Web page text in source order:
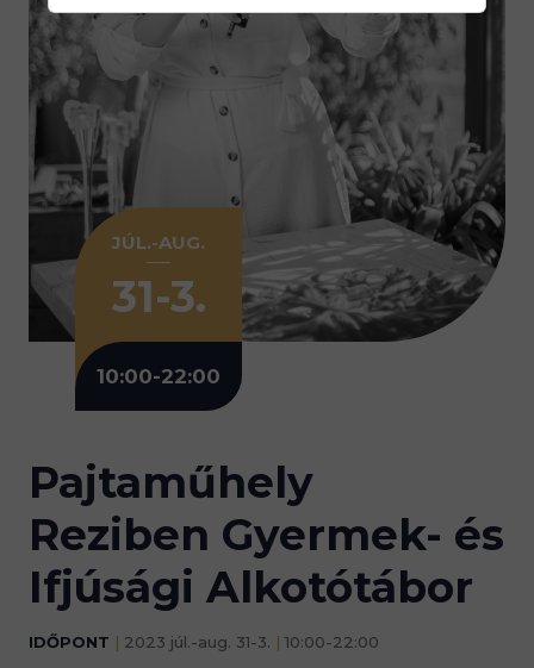
JÚL.-AUG.
31-3.
10:00-22:00
Pajtaműhely
Reziben Gyermek- és
Ifjúsági Alkotótábor
IDŐPONT | 2023 júl.-aug. 31-3. | 10:00-22:00